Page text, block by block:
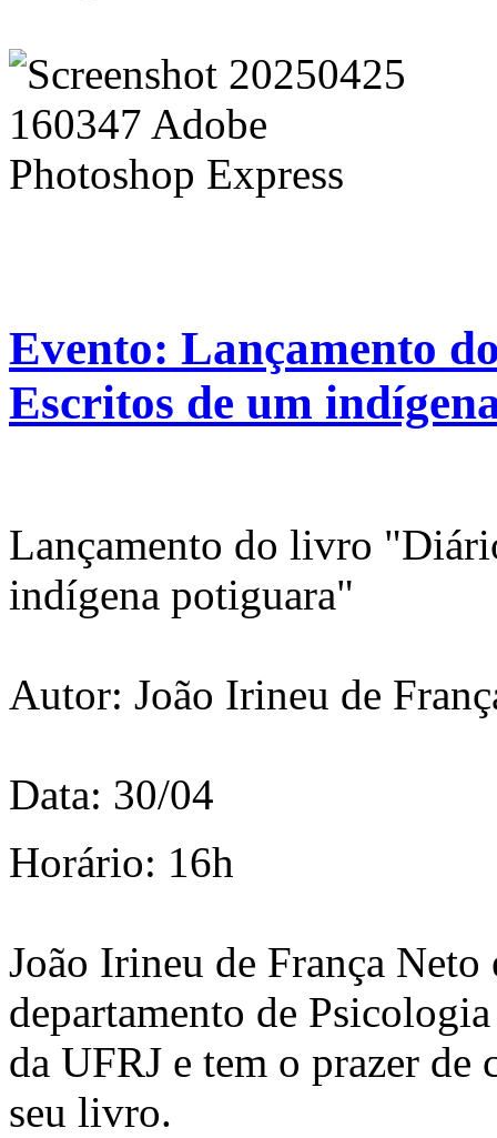
Evento: Lançamento
Escritos de um
Lançamento do livro
indígena potiguara"
Autor: João Irineu de
Data: 30/04
Horário: 16h
João Irineu de França
departamento de
da UFRJ e tem o prazer de
seu livro.